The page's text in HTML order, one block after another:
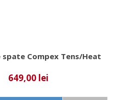
spate Compex Tens/Heat
649,00 lei